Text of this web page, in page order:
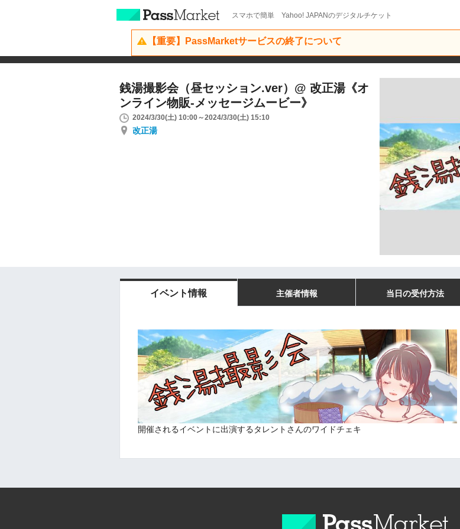
スマホで簡単 Yahoo! JAPANのデジタルチケット
【重要】PassMarketサービスの終了について
銭湯撮影会（昼セッション.ver）@ 改正湯《オ
ンライン物販-メッセージムービー》
2024/3/30(土) 10:00～2024/3/30(土) 15:10
改正湯
イベント情報 主催者情報 当日の受付方法
開催されるイベントに出演するタレントさんのワイドチェキ